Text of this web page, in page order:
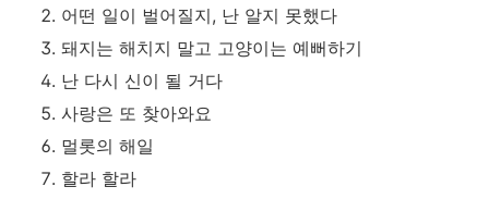
어떤 일이 벌어질지, 난 알지 못했다
돼지는 해치지 말고 고양이는 예뻐하기
난 다시 신이 될 거다
사랑은 또 찾아와요
멀롯의 해일
할라 할라